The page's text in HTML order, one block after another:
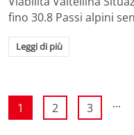
fino 30.8 Passi alpini
Leggi di più
1 2 3 ...